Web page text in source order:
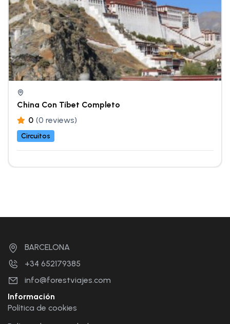
China Con Tíbet Completo
0 (0 reviews)
Circuitos
BARCELONA
+34 652179385
info@forestviajes.com
Información
Política de cookies